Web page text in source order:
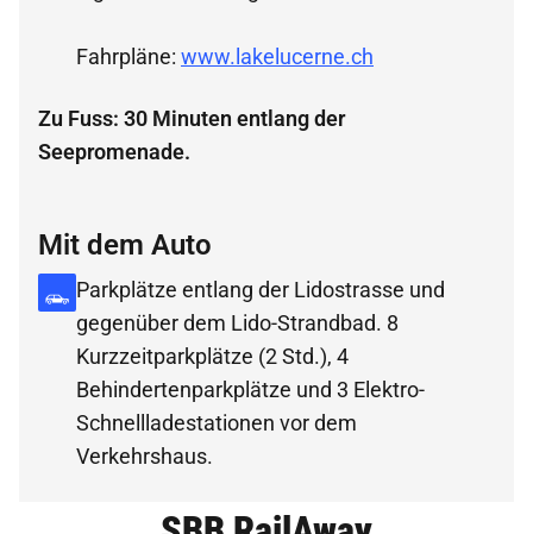
Fahrpläne: www.lakelucerne.ch
Zu Fuss: 30 Minuten entlang der
Seepromenade.
Mit dem Auto
Parkplätze entlang der Lidostrasse und
gegenüber dem Lido-Strandbad. 8
Kurzzeitparkplätze (2 Std.), 4
Behindertenparkplätze und 3 Elektro-
Schnellladestationen vor dem
Verkehrshaus.